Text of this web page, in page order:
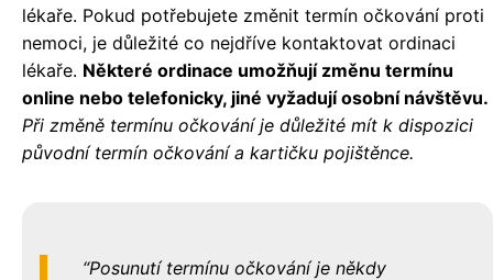
lékaře. Pokud potřebujete změnit termín očkování proti
nemoci, je důležité co nejdříve kontaktovat ordinaci
lékaře. Některé ordinace umožňují změnu termínu
online nebo telefonicky, jiné vyžadují osobní návštěvu.
Při změně termínu očkování je důležité mít k dispozici
původní termín očkování a kartičku pojištěnce.
Posunutí termínu očkování je někdy